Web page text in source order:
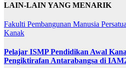
LAIN-LAIN YANG MENARIK
Fakulti Pembangunan Manusia
Kanak
Pelajar ISMP Pendidikan Awal
Pengiktirafan Antarabangsa di